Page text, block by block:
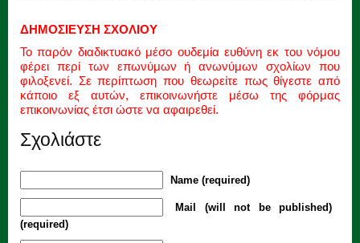
ΔΗΜΟΣΙΕΥΣΗ ΣΧΟΛΙΟΥ
Το παρόν διαδικτυακό μέσο ουδεμία ευθύνη εκ του νόμου
φέρει περί των επωνύμων ή ανωνύμων σχολίων που
φιλοξενεί. Σε περίπτωση που θεωρείτε πως θίγεστε από
κάποιο εξ αυτών, επικοινωνήστε μέσω της φόρμας
επικοινωνίας έτσι ώστε να αφαιρεθεί.
Σχολιάστε
Name (required)
Mail (will not be published)
(required)